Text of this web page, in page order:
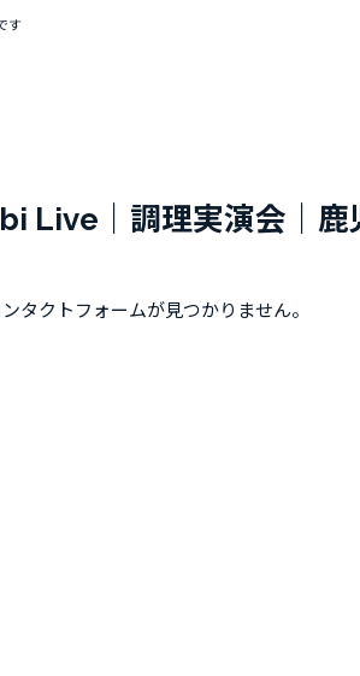
す
Live｜調理実演会｜鹿
ンタクトフォームが見つかりません。